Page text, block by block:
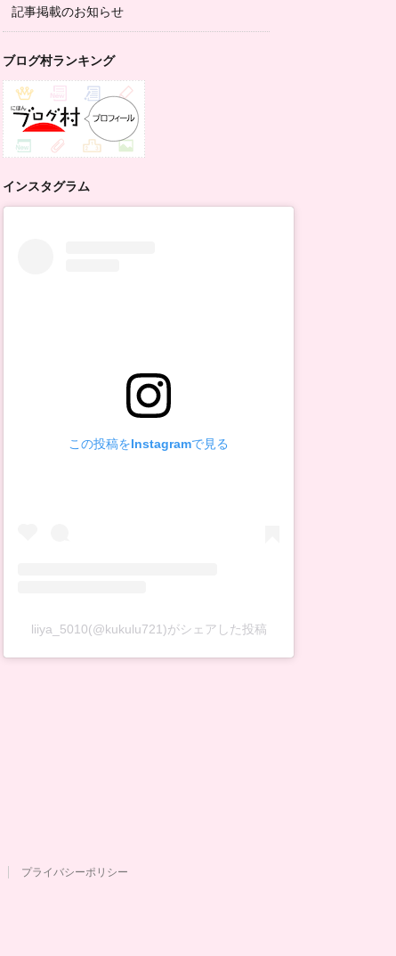
記事掲載のお知らせ
ブログ村ランキング
インスタグラム
この投稿をInstagramで見る
liiya_5010(@kukulu721)がシェアした投稿
プライバシーポリシー